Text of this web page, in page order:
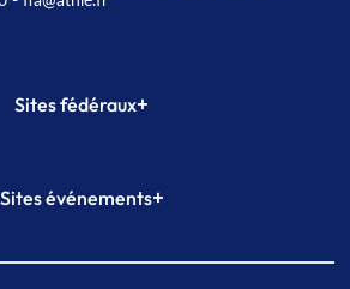
Sites fédéraux+
Plateforme Formation
Sites événements+
de Paris indoor